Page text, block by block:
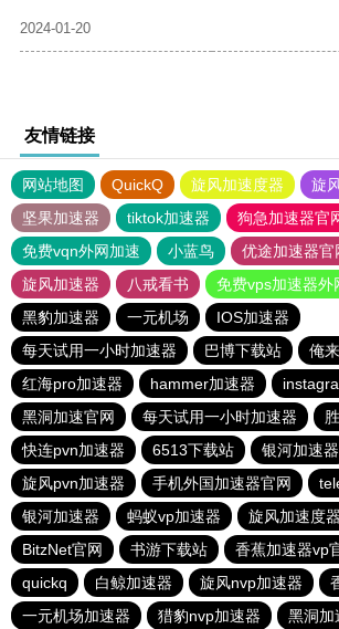
2024-01-20
友情链接
网站地图 QuickQ 旋风加速度器 旋
坚果加速器
tiktok加速器
狗急加速器官
免费vqn外网加速
小蓝鸟 优途加速器官
旋风加速器
八戒看书
免费vps加速器外
黑豹加速器
一元机场
IOS加速器
每天试用一小时加速器
巴博下载站
俺
红海pro加速器
hammer加速器
黑洞加速官网
每天试用一小时加速器
快连pvn加速器
6513下载站 银河加速器
旋风pvn加速器
手机外国加速器官网
银河加速器
蚂蚁vp加速器 旋风加速度器
BitzNet官网
书游下载站 香蕉加速器vp
quickq
白鲸加速器 旋风nvp加速器
一元机场加速器
猎豹nvp加速器 黑洞加